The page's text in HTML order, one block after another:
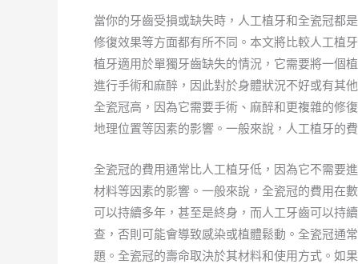
當你的牙齒受損或缺失時，人工植牙和全瓷冠都
修復效果等方面都有所不同。本文將比較人工植
植牙適用於單獨牙齒缺失的情況，它需要將一個
進行手術和麻醉，因此對於身體狀況不好或有其他
全瓷冠高，因為它需要手術、麻醉和更複雜的修
地理位置等因素的影響。一般來說，人工植牙的
全瓷冠的費用通常比人工植牙低，因為它不需要
材料等因素的影響。一般來說，全瓷冠的費用在
可以持續多年，甚至是終身，而人工牙齒可以持
查，否則可能會導致感染或植體鬆動。全瓷冠通
題。全瓷冠的壽命取決於其材料和使用方式。如